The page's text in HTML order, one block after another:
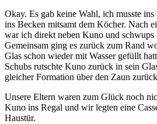
Okay. Es gab keine Wahl, ich musste
ins Becken mitsamt dem Köcher. Nach
war ich direkt neben Kuno und
Gemeinsam ging es zurück zum Rand
Glas schon wieder mit Wasser gefüllt
Schubs rutschte Kuno zurück in sein
gleicher Formation über den Zaun
Unsere Eltern waren zum Glück noch
Kuno ins Regal und wir legten eine
Haustür.